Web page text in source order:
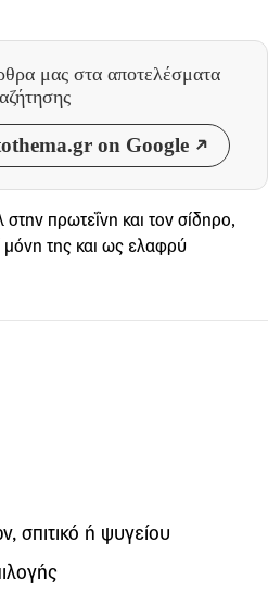
μας στα αποτελέσματα
on Google
σπιτικό ή ψυγείου
πρωτεΐνη και τον σίδηρο,
μόνη της και ως ελαφρύ